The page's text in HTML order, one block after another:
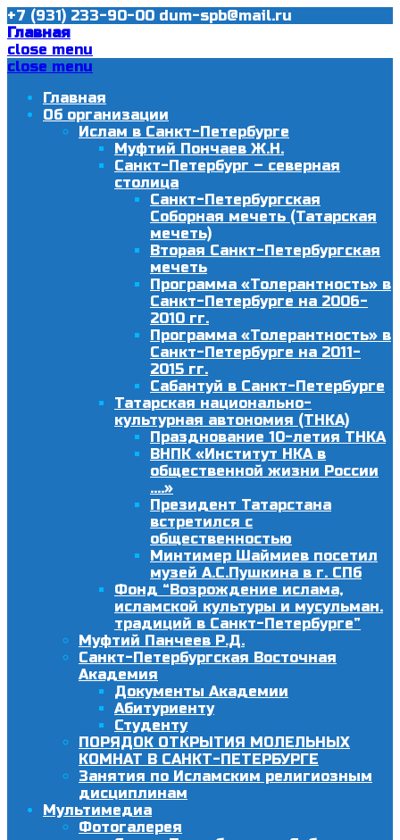
+7 (931) 233-90-00 dum-spb@mail.ru
Главная
close menu
close menu
Главная
Об организации
Ислам в Санкт-Петербурге
Муфтий Пончаев Ж.Н.
Санкт-Петербург – северная
столица
Санкт-Петербургская
Соборная мечеть (Татарская
мечеть)
Вторая Санкт-Петербургская
мечеть
Программа «Толерантность» в
Санкт-Петербурге на 2006-
2010 гг.
Программа «Толерантность» в
Санкт-Петербурге на 2011-
2015 гг.
Сабантуй в Санкт-Петербурге
Татарская национально-
культурная автономия (ТНКА)
Празднование 10-летия ТНКА
ВНПК «Институт НКА в
общественной жизни России
….»
Президент Татарстана
встретился с
общественностью
Минтимер Шаймиев посетил
музей А.С.Пушкина в г. СПб
Фонд “Возрождение ислама,
исламской культуры и мусульман.
традиций в Санкт-Петербурге”
Муфтий Панчеев Р.Д.
Санкт-Петербургская Восточная
Академия
Документы Академии
Абитуриенту
Студенту
ПОРЯДОК ОТКРЫТИЯ МОЛЕЛЬНЫХ
КОМНАТ В САНКТ-ПЕТЕРБУРГЕ
Занятия по Исламским религиозным
дисциплинам
Мультимедиа
Фотогалерея